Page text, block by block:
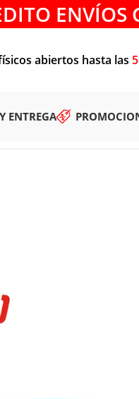
abiertos hasta las
ENTREGA